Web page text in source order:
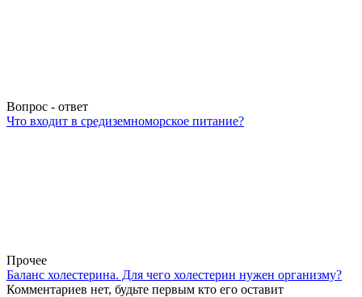
Вопрос - ответ
Что входит в средиземноморское питание?
Прочее
Баланс холестерина. Для чего холестерин нужен организму?
Комментариев нет, будьте первым кто его оставит